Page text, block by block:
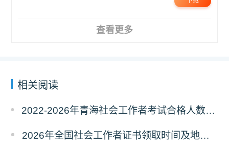
查看更多
相关阅读
2022-2026年青海社会工作者考试合格人数统计及分析
2026年全国社会工作者证书领取时间及地点汇总